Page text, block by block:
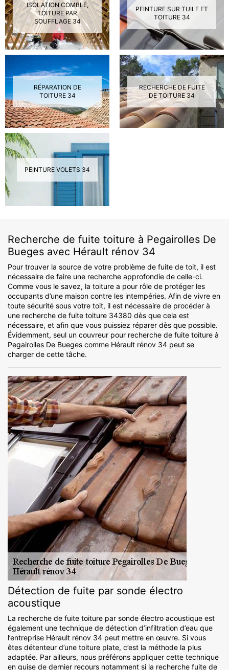
ISOLATION COMBLE,
TOITURE PAR
SOUFFLAGE 34
PEINTURE SUR TUILE ET
TOITURE 34
RÉPARATION DE
TOITURE 34
RECHERCHE DE FUITE
DE TOITURE 34
PEINTURE VOLETS 34
Recherche de fuite toiture à Pegairolles De
Bueges avec Hérault rénov 34
Pour trouver la source de votre problème de fuite de toit, il est
nécessaire de faire une recherche approfondie de celle-ci.
Comme vous le savez, la toiture a pour rôle de protéger les
occupants d’une maison contre les intempéries. Afin de vivre en
toute sécurité sous votre toit, il est nécessaire de procéder à
une recherche de fuite toiture 34380 dès que cela est
nécessaire, et afin que vous puissiez réparer dès que possible.
Évidemment, seul un couvreur pour recherche de fuite toiture à
Pegairolles De Bueges comme Hérault rénov 34 peut se
charger de cette tâche.
Détection de fuite par sonde électro
acoustique
La recherche de fuite toiture par sonde électro acoustique est
également une technique de détection d’infiltration d’eau que
l’entreprise Hérault rénov 34 peut mettre en œuvre. Si vous
êtes détenteur d’une toiture plate, c’est la méthode la plus
adaptée. Par ailleurs, nous préférons appliquer cette technique
en guise de dernier recours notamment si la recherche fuite de